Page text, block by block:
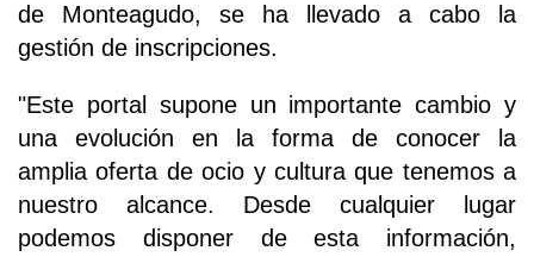
de Monteagudo, se ha llevado a cabo la
gestión de inscripciones.
"Este portal supone un importante cambio y
una evolución en la forma de conocer la
amplia oferta de ocio y cultura que tenemos a
nuestro alcance. Desde cualquier lugar
podemos disponer de esta información,